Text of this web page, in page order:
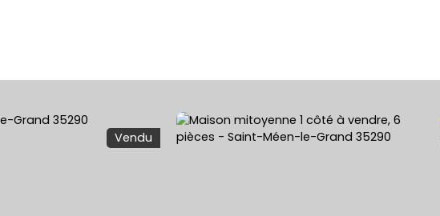
VENDRE LOUER ESTIMATION GRATUITE
Vendu